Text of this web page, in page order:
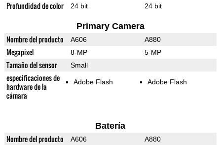
Profundidad de color 24 bit 24 bit
Primary Camera
Nombre del producto A606 A880
Megapixel 8-MP 5-MP
Tamaño del sensor Small
especificaciones de
hardware de la
cámara
Adobe Flash Adobe Flash
Batería
Nombre del producto A606 A880